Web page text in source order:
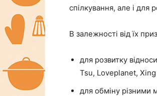
спілкування, але і для
В залежності від їх
для розвитку
Tsu, Loveplanet, Xing
для обміну різними